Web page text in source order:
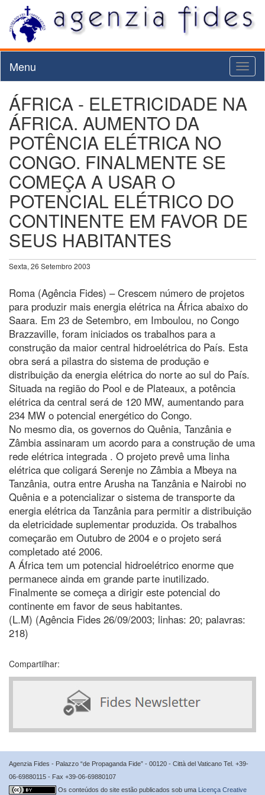
Menu
ÁFRICA - ELETRICIDADE NA
ÁFRICA. AUMENTO DA
POTÊNCIA ELÉTRICA NO
CONGO. FINALMENTE SE
COMEÇA A USAR O
POTENCIAL ELÉTRICO DO
CONTINENTE EM FAVOR DE
SEUS HABITANTES
Sexta, 26 Setembro 2003
Roma (Agência Fides) – Crescem número de projetos
para produzir mais energia elétrica na África abaixo do
Saara. Em 23 de Setembro, em Imboulou, no Congo
Brazzaville, foram iniciados os trabalhos para a
construção da maior central hidroelétrica do País. Esta
obra será a pilastra do sistema de produção e
distribuição da energia elétrica do norte ao sul do País.
Situada na região do Pool e de Plateaux, a potência
elétrica da central será de 120 MW, aumentando para
234 MW o potencial energético do Congo.
No mesmo dia, os governos do Quênia, Tanzânia e
Zâmbia assinaram um acordo para a construção de uma
rede elétrica integrada . O projeto prevê uma linha
elétrica que coligará Serenje no Zâmbia a Mbeya na
Tanzânia, outra entre Arusha na Tanzânia e Nairobi no
Quênia e a potencializar o sistema de transporte da
energia elétrica da Tanzânia para permitir a distribuição
da eletricidade suplementar produzida. Os trabalhos
começarão em Outubro de 2004 e o projeto será
completado até 2006.
A África tem um potencial hidroelétrico enorme que
permanece ainda em grande parte inutilizado.
Finalmente se começa a dirigir este potencial do
continente em favor de seus habitantes.
(L.M) (Agência Fides 26/09/2003; linhas: 20; palavras:
218)
Compartilhar:
Agenzia Fides - Palazzo “de Propaganda Fide” - 00120 - Città del Vaticano Tel. +39-
06-69880115 - Fax +39-06-69880107
Os conteúdos do site estão publicados sob uma Licença Creative